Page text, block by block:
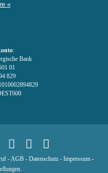
«
:
Bank
01
829
-AGB- Datenschutz- Impressum-